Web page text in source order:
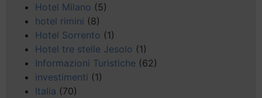
Hotel Milano (5)
hotel rimini (8)
Hotel Sorrento (1)
Hotel tre stelle Jesolo (1)
Informazioni Turistiche (62)
investimenti (1)
Italia (70)